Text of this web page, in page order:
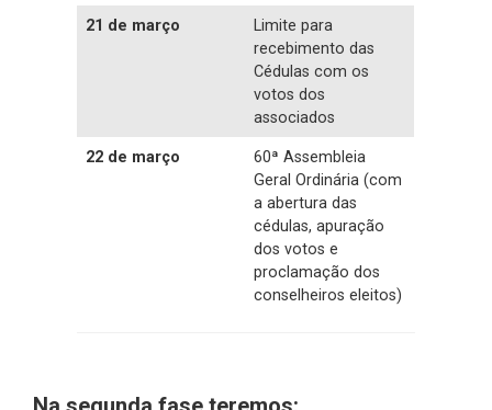
21 de março
Limite para
recebimento das
Cédulas com os
votos dos
associados
22 de março
60ª Assembleia
Geral Ordinária (com
a abertura das
cédulas, apuração
dos votos e
proclamação dos
conselheiros eleitos)